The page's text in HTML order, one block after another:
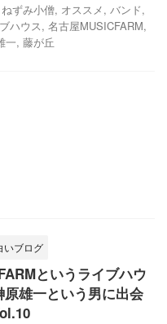
ねずみ小僧, オススメ, バンド,
ハウス, 名古屋MUSICFARM,
一, 藤が丘
いブログ
というライブハウ
雄一という男に出会